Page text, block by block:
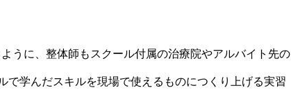
うに、整体師もスクール付属の治療院やアルバイト先の
で学んだスキルを現場で使えるものにつくり上げる実習